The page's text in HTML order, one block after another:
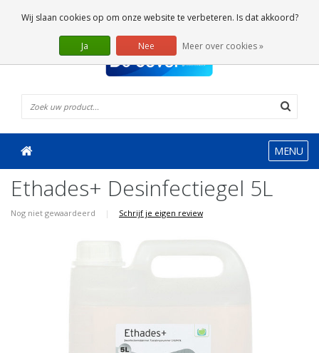
0 Artikelen
MENU
Ethades+ Desinfectiegel 5L
Nog niet gewaardeerd | Schrijf je eigen review
Wij slaan cookies op om onze website te verbeteren. Is dat akkoord?
Ja Nee Meer over cookies »